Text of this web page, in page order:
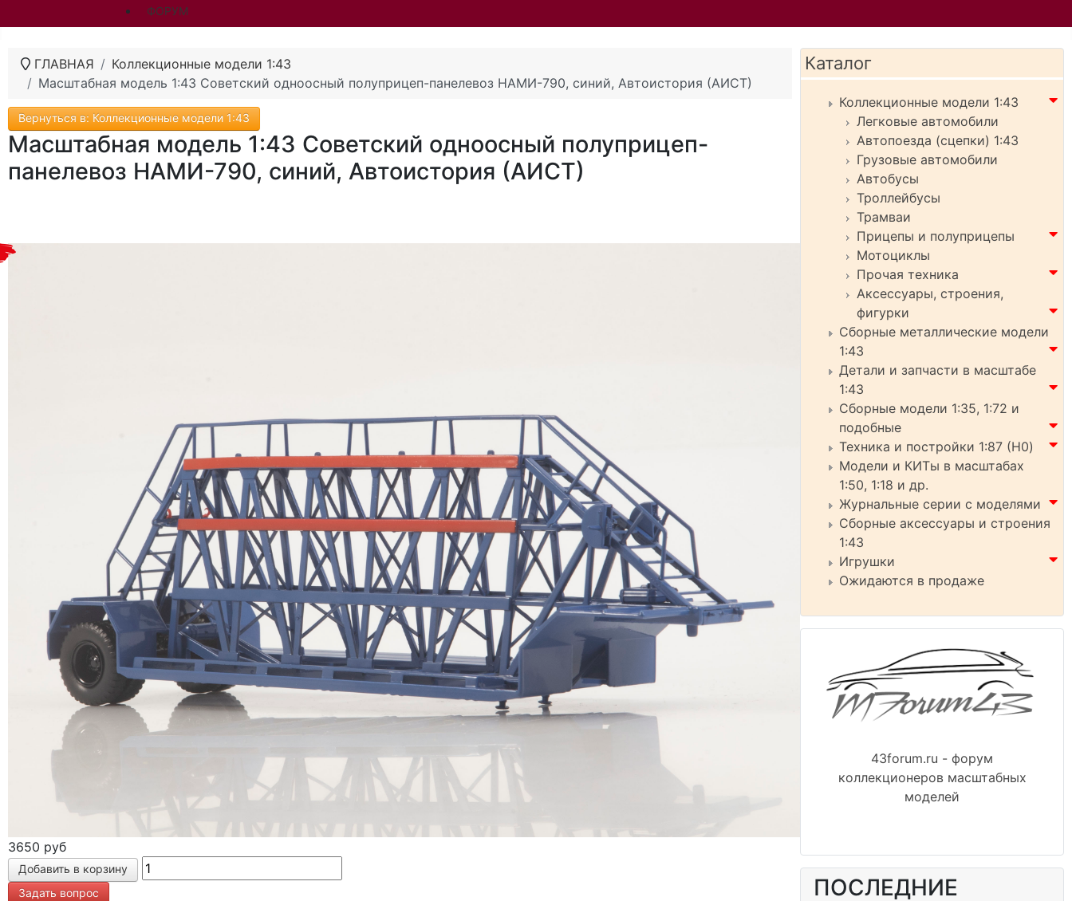
ФОРУМ
ГЛАВНАЯ
Коллекционные модели 1:43
Масштабная модель 1:43 Советский одноосный полуприцеп-панелевоз НАМИ-790, синий, Автоистория (АИСТ)
Вернуться в: Коллекционные модели 1:43
Масштабная модель 1:43 Советский одноосный полуприцеп-
панелевоз НАМИ-790, синий, Автоистория (АИСТ)
3650 руб
Задать вопрос
Каталог
Коллекционные модели 1:43
Легковые автомобили
Автопоезда (сцепки) 1:43
Грузовые автомобили
Автобусы
Троллейбусы
Трамваи
Прицепы и полуприцепы
Мотоциклы
Прочая техника
Аксессуары, строения,
фигурки
Сборные металлические модели
1:43
Детали и запчасти в масштабе
1:43
Сборные модели 1:35, 1:72 и
подобные
Техника и постройки 1:87 (H0)
Модели и КИТы в масштабах
1:50, 1:18 и др.
Журнальные серии с моделями
Сборные аксессуары и строения
1:43
Игрушки
Ожидаются в продаже
43forum.ru - форум
коллекционеров масштабных
моделей
ПОСЛЕДНИЕ